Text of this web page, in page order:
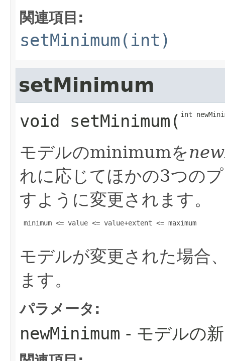
関連項目:
setMinimum(int)
setMinimum
void setMinimum​( int
モデルのminimumを
れに応じてほかの3つの
すように変更されます。
minimum <= value <= value+extent <= maximum
モデルが変更された場合
ます。
パラメータ:
newMinimum - モデルの